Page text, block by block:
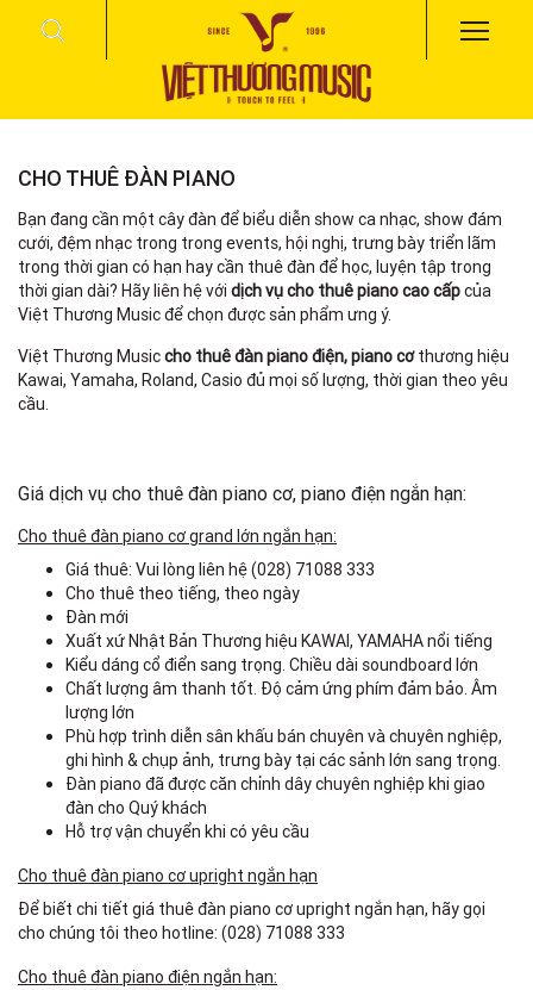
CHO THUÊ ĐÀN PIANO
Bạn đang cần một cây đàn để biểu diễn show ca nhạc, show đám
cưới, đệm nhạc trong trong events, hội nghị, trưng bày triển lãm
trong thời gian có hạn hay cần thuê đàn để học, luyện tập trong
thời gian dài? Hãy liên hệ với dịch vụ cho thuê piano cao cấpcủa
Việt Thương Music để chọn được sản phẩm ưng ý.
Việt Thương Musiccho thuê đàn piano điện, piano cơthương hiệu
Kawai, Yamaha, Roland, Casio đủ mọi số lượng, thời gian theo yêu
cầu.
Giá dịch vụ cho thuê đàn piano cơ, piano điện ngắn hạn:
Cho thuê đàn piano cơ grand lớn ngắn hạn:
Giá thuê: Vui lòng liên hệ (028) 71088 333
Cho thuê theo tiếng, theo ngày
Đàn mới
Xuất xứ Nhật Bản Thương hiệu KAWAI, YAMAHA nổi tiếng
Kiểu dáng cổ điển sang trọng. Chiều dài soundboard lớn
Chất lượng âm thanh tốt. Độ cảm ứng phím đảm bảo. Âm
lượng lớn
Phù hợp trình diễn sân khấu bán chuyên và chuyên nghiệp,
ghi hình & chụp ảnh, trưng bày tại các sảnh lớn sang trọng.
Đàn piano đã được căn chỉnh dây chuyên nghiệp khi giao
đàn cho Quý khách
Hỗ trợ vận chuyển khi có yêu cầu
Cho thuê đàn piano cơ upright ngắn hạn
Để biết chi tiết giá thuê đàn piano cơ upright ngắn hạn, hãy gọi
cho chúng tôi theo hotline: (028) 71088 333
Cho thuê đàn piano điện ngắn hạn: